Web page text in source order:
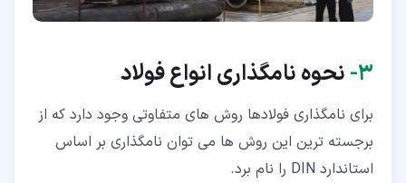
۳‏- نحوه نامگذاری انواع فولاد
برای نامگذاری فولادها روش های متفاوتی وجود دارد که از
برجسته ترین این روش ها می توان نامگذاری بر اساس
استاندارد DIN را نام برد.